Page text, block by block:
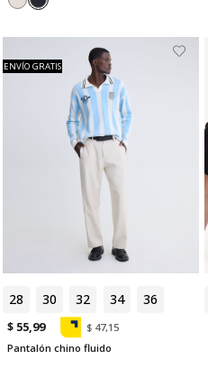
28 30 32 34 36
ENVÍO GRATIS
$ 55,99
$ 47,15
Pantalón chino fluido